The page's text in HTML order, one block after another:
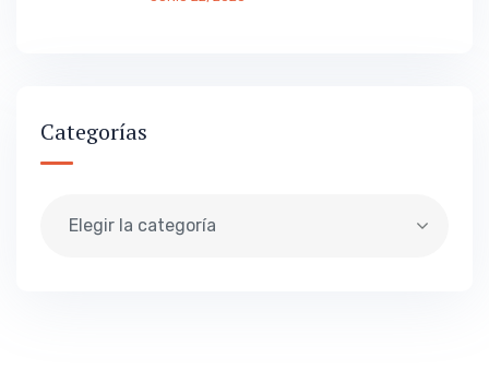
Categorías
Elegir la categoría